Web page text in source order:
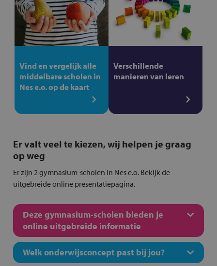
Vind en vergelijk alle
middelbare scholen in
Nes e.o. op de kaart
Verschillende
manieren van leren
Er valt veel te kiezen, wij helpen je graag
op weg
Er zijn 2 gymnasium-scholen in Nes e.o. Bekijk de
uitgebreide online presentatiepagina.
Deze gymnasium-scholen bieden je
online uitgebreide informatie
Welk onderwijsconcept past bij jou?